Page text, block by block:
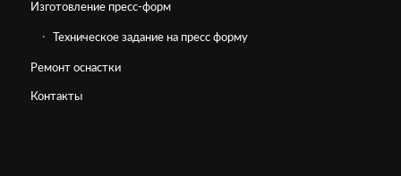
Изготовление пресс-форм
Техническое задание на пресс форму
Ремонт оснастки
Контакты